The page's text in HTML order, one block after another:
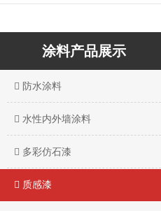
涂料产品展示
防水涂料
水性内外墙涂料
多彩仿石漆
质感漆